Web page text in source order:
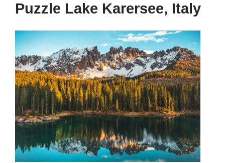
Puzzle Lake Karersee, Italy